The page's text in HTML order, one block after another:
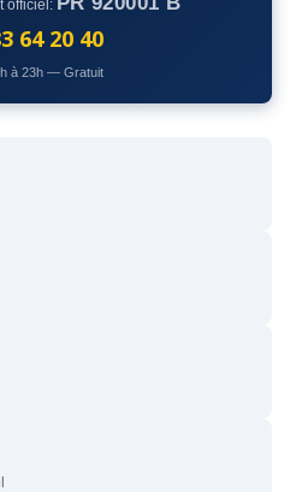
officiel:
64 20 40
à 23h — Gratuit